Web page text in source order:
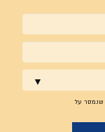
שנמסר על